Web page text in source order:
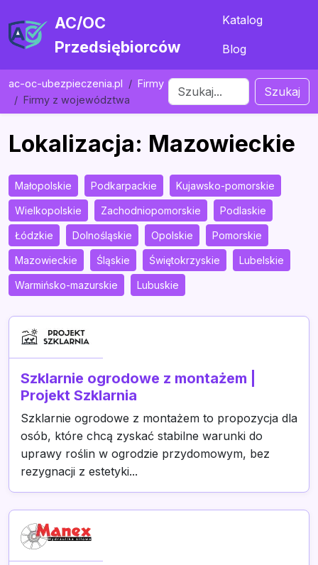
AC/OC
Przedsiębiorców
Katalog
Blog
ac-oc-ubezpieczenia.pl
Firmy
Firmy z województwa
Szukaj
Lokalizacja: Mazowieckie
Małopolskie Podkarpackie Kujawsko-pomorskie
Wielkopolskie Zachodniopomorskie Podlaskie
Łódzkie Dolnośląskie Opolskie Pomorskie
Mazowieckie Śląskie Świętokrzyskie Lubelskie
Warmińsko-mazurskie Lubuskie
Szklarnie ogrodowe z montażem |
Projekt Szklarnia
Szklarnie ogrodowe z montażem to propozycja dla
osób, które chcą zyskać stabilne warunki do
uprawy roślin w ogrodzie przydomowym, bez
rezygnacji z estetyki...